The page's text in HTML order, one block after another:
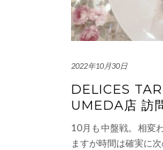
2022年10月30日
DELICES
UMEDA店 訪
10月も中盤戦。相変
ますが時間は確実に